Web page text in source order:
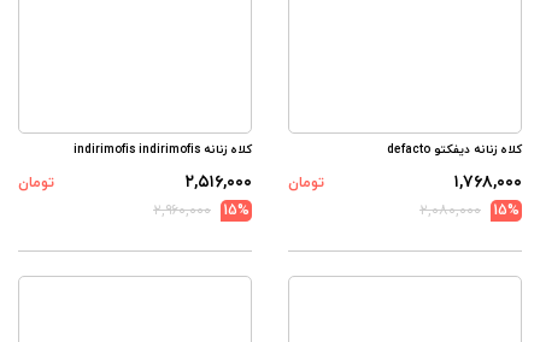
کلاه زنانه دیفکتو defacto
۱,۷۶۸,۰۰۰
تومان
15%
۲,۰۸۰,۰۰۰
کلاه زنانه indirimofis indirimofis
۲,۵۱۶,۰۰۰
تومان
15%
۲,۹۶۰,۰۰۰